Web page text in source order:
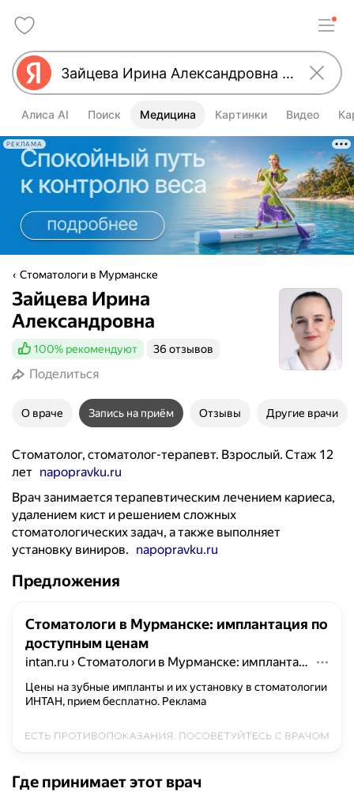
Алиса AI Поиск Медицина Картинки Видео
РЕКЛАМА
Стоматологи в Мурманске
Зайцева Ирина
Александровна
100% рекомендуют 36 отзывов
Поделиться
О враче Запись на приём Отзывы Другие врачи
Стоматолог, стоматолог-терапевт. Взрослый. Стаж 12
лет napopravku.ru
Врач занимается терапевтическим лечением кариеса,
удалением кист и решением сложных
стоматологических задач, а также выполняет
установку виниров. napopravku.ru
Предложения
Стоматологи в Мурманске: имплантация по
доступным ценам
intan.ru › Стоматологи в Мурманске: имплантация по доступным ценам
Цены на зубные импланты и их установку в стоматологии
ИНТАН, прием бесплатно. Реклама
Где принимает этот врач